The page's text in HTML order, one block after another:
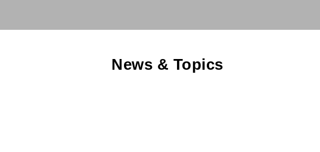
News & Topics